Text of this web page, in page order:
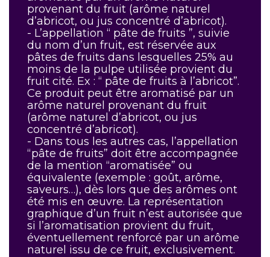
provenant du fruit (arôme naturel
d’abricot, ou jus concentré d’abricot).
- L’appellation “ pâte de fruits ”, suivie
du nom d’un fruit, est réservée aux
pâtes de fruits dans lesquelles 25% au
moins de la pulpe utilisée provient du
fruit cité. Ex : “ pâte de fruits à l’abricot”.
Ce produit peut être aromatisé par un
arôme naturel provenant du fruit
(arôme naturel d’abricot, ou jus
concentré d’abricot).
- Dans tous les autres cas, l’appellation
“pâte de fruits” doit être accompagnée
de la mention “aromatisée” ou
équivalente (exemple : goût, arôme,
saveurs…), dès lors que des arômes ont
été mis en œuvre. La représentation
graphique d’un fruit n’est autorisée que
si l’aromatisation provient du fruit,
éventuellement renforcé par un arôme
naturel issu de ce fruit, exclusivement.